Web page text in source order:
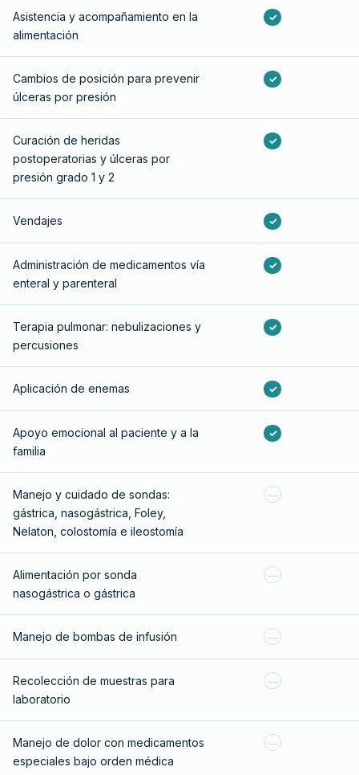
Asistencia y acompañamiento en la
alimentación
✓
Cambios de posición para prevenir
úlceras por presión
✓
Curación de heridas
postoperatorias y úlceras por
presión grado 1 y 2
✓
Vendajes ✓
Administración de medicamentos vía
enteral y parenteral
✓
Terapia pulmonar: nebulizaciones y
percusiones
✓
Aplicación de enemas ✓
Apoyo emocional al paciente y a la
familia
✓
Manejo y cuidado de sondas:
gástrica, nasogástrica, Foley,
Nelaton, colostomía e ileostomía
—
Alimentación por sonda
nasogástrica o gástrica
—
Manejo de bombas de infusión —
Recolección de muestras para
laboratorio
—
Manejo de dolor con medicamentos
especiales bajo orden médica
—